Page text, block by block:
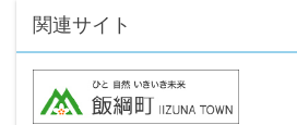
関連サイト